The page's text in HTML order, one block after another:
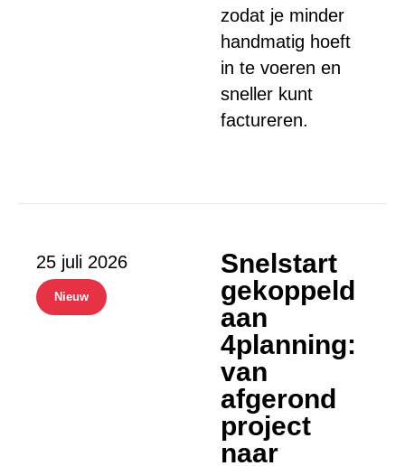
zodat je minder
handmatig hoeft
in te voeren en
sneller kunt
factureren.
25 juli 2026
Nieuw
Snelstart
gekoppeld
aan
4planning:
van
afgerond
project
naar